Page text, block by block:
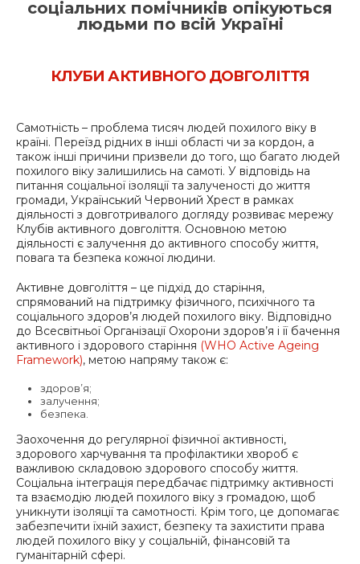
соціальних помічників опікуються
людьми по всій Україні
КЛУБИ АКТИВНОГО ДОВГОЛІТТЯ
Самотність – проблема тисяч людей похилого віку в
країні. Переїзд рідних в інші області чи за кордон, а
також інші причини призвели до того, що багато людей
похилого віку залишились на самоті. У відповідь на
питання соціальної ізоляції та залученості до життя
громади, Український Червоний Хрест в рамках
діяльності з довготривалого догляду розвиває мережу
Клубів активного довголіття. Основною метою
діяльності є залучення до активного способу життя,
повага та безпека кожної людини.
Активне довголіття – це підхід до старіння,
спрямований на підтримку фізичного, психічного та
соціального здоров’я людей похилого віку. Відповідно
до Всесвітньої Організації Охорони здоров’я і її бачення
активного і здорового старіння (WHO Active Ageing
Framework), метою напряму також є:
здоров’я;
залучення;
безпека.
Заохочення до регулярної фізичної активності,
здорового харчування та профілактики хвороб є
важливою складовою здорового способу життя.
Соціальна інтеграція передбачає підтримку активності
та взаємодію людей похилого віку з громадою, щоб
уникнути ізоляції та самотності. Крім того, це допомагає
забезпечити їхній захист, безпеку та захистити права
людей похилого віку у соціальній, фінансовій та
гуманітарній сфері.